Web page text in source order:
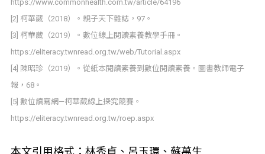
https://www.commonhealth.com.tw/article/64196
[2] 柯華葳（2018）。親子天下雜誌，97。
[3] 柯華葳（2019）。數位線上閱讀素養教學手冊。
https://eliteracy.twnread.org.tw/web/Tutorial.aspx
[4] 陳昭珍（2019）。從紙本閱讀素養到數位閱讀素養。圖書教師電子
報，68。
[5] 數位讀寫網—柯華葳線上探究競賽。
https://eliteracy.twnread.org.tw/roep.aspx
本文引用格式：林秀貞、呂玉環、蘇萬生